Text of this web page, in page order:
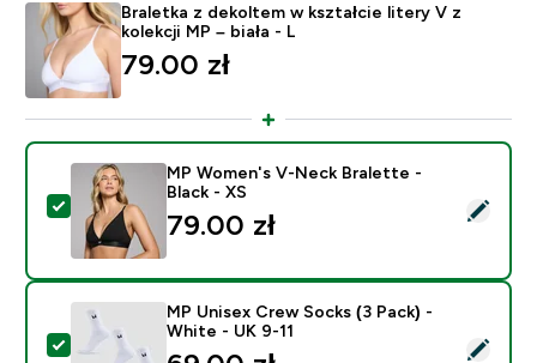
Braletka z dekoltem w kształcie litery V z
kolekcji MP – biała - L
79.00 zł‎
Wybierz ten produkt - MP Women's V-Neck Bralette -
MP Women's V-Neck Bralette -
Black - XS
79.00 zł‎
Wybierz ten produkt - MP Unisex Crew Socks (3
MP Unisex Crew Socks (3 Pack) -
White - UK 9-11